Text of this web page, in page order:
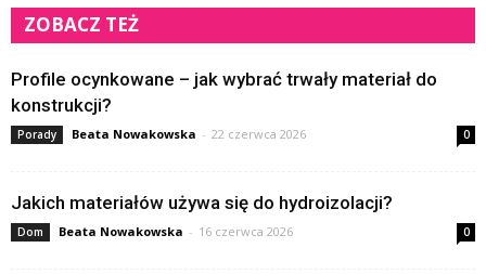
ZOBACZ TEŻ
Profile ocynkowane – jak wybrać trwały materiał do
konstrukcji?
Porady Beata Nowakowska - 22 czerwca 2026 0
Jakich materiałów używa się do hydroizolacji?
Dom Beata Nowakowska - 16 czerwca 2026 0